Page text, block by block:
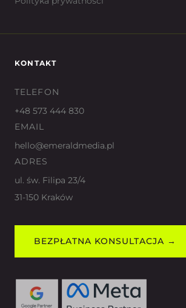
KONTAKT
TELEFON
+48 573 444 830
EMAIL
hello@emeraldmedia.pl
ADRES
ul. św. Filipa 23/4
31-150 Kraków
BEZPŁATNA KONSULTACJA →